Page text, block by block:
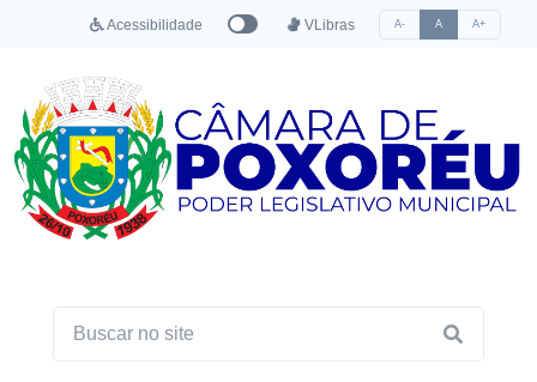
Acessibilidade VLibras A- A A+